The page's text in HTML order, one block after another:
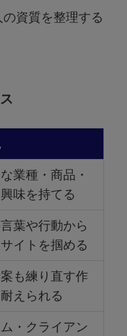
資質を整理する
業種・商品・
味を持てる
葉や行動から
イトを掴める
も練り直す作
えられる
・クライアン